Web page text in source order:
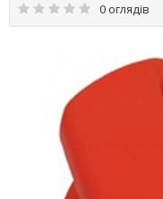
0 оглядів